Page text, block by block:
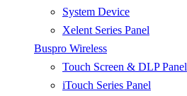
System Device
Xelent Series Panel
Buspro Wireless
Touch Screen & DLP Panel
iTouch Series Panel